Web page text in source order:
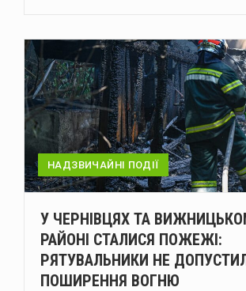
НАДЗВИЧАЙНІ ПОДІЇ
У ЧЕРНІВЦЯХ ТА
РАЙОНІ СТАЛИСЯ ПОЖЕЖІ:
РЯТУВАЛЬНИКИ НЕ
ПОШИРЕННЯ ВОГНЮ